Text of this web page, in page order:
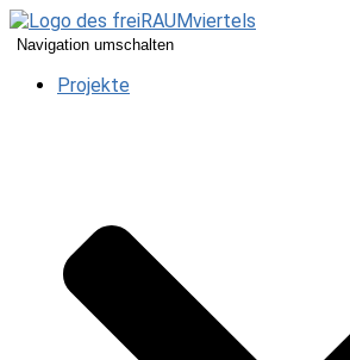
Navigation umschalten
Projekte